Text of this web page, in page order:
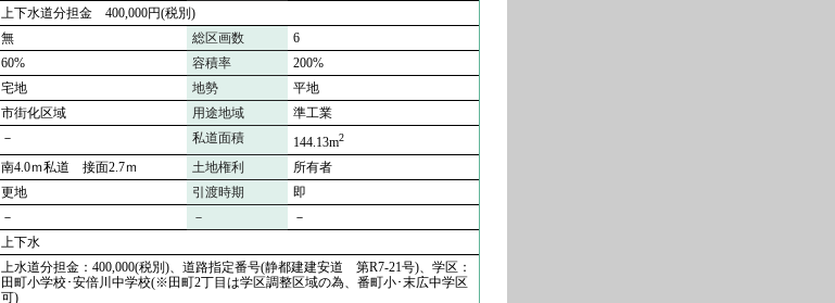
上下水道分担金 400,000円(税別)
無 総区画数
6
60% 容積率
200%
宅地 地勢
平地
市街化区域 用途地域
準工業
－ 私道面積 144.13m2
南4.0ｍ私道 接面2.7ｍ 土地権利
所有者
更地 引渡時期
即
－ －
－
上下水
上水道分担金：400,000(税別)、道路指定番号(静都建建安道 第R7-21号)、学区：
田町小学校･安倍川中学校(※田町2丁目は学区調整区域の為、番町小･末広中学区
可)